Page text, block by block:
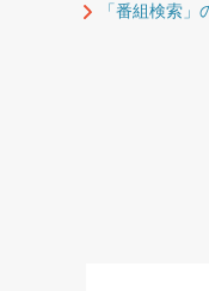
「番組検索」